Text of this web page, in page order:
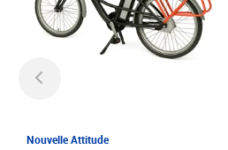
Nouvelle Attitude